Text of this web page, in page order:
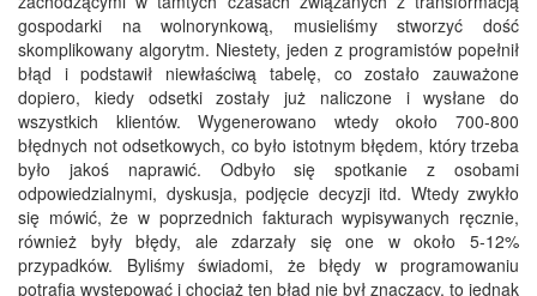
gospodarki na wolnorynkową, musieliśmy stworzyć dość
skomplikowany algorytm. Niestety, jeden z programistów popełnił
błąd i podstawił niewłaściwą tabelę, co zostało zauważone
dopiero, kiedy odsetki zostały już naliczone i wysłane do
wszystkich klientów. Wygenerowano wtedy około 700-800
błędnych not odsetkowych, co było istotnym błędem, który trzeba
było jakoś naprawić. Odbyło się spotkanie z osobami
odpowiedzialnymi, dyskusja, podjęcie decyzji itd. Wtedy zwykło
się mówić, że w poprzednich fakturach wypisywanych ręcznie,
również były błędy, ale zdarzały się one w około 5-12%
przypadków. Byliśmy świadomi, że błędy w programowaniu
potrafią występować i chociaż ten błąd nie był znaczący, to jednak